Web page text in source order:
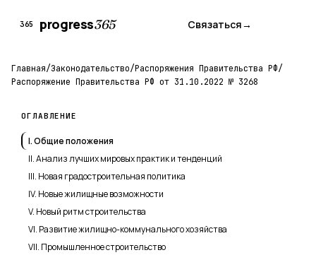
365 progress365 Связаться→
Главная/Законодательство/Распоряжения Правительства РФ/
Распоряжение Правительства РФ от 31.10.2022 № 3268
ОГЛАВЛЕНИЕ
I. Общие положения
II. Анализ лучших мировых практик и тенденций
III. Новая градостроительная политика
IV. Новые жилищные возможности
V. Новый ритм строительства
VI. Развитие жилищно-коммунального хозяйства
VII. Промышленное строительство